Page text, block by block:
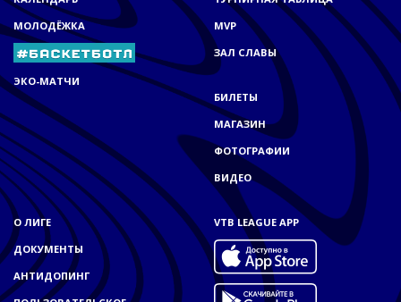
МОЛОДЁЖКА
ЭКО-МАТЧИ
MVP
ЗАЛ СЛАВЫ
БИЛЕТЫ
МАГАЗИН
ФОТОГРАФИИ
ВИДЕО
О ЛИГЕ
ДОКУМЕНТЫ
АНТИДОПИНГ
VTB LEAGUE APP